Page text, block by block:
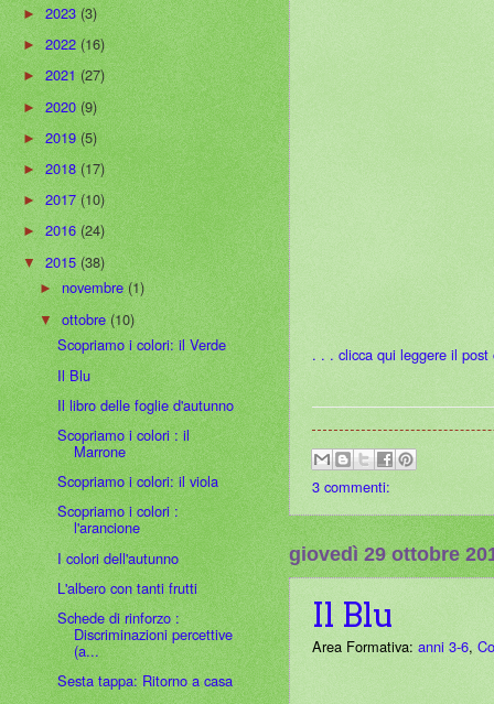
. . . clicca qui leggere il post
3 commenti:
giovedì 29 ottobre
Il Blu
Area Formativa: anni 3-6,
►2023(3)
►2022(16)
►2021(27)
►2020(9)
►2019(5)
►2018(17)
► 2017(10)
►2016(24)
▼2015(38)
►novembre(1)
▼ottobre(10)
Scopriamo i colori: il Verde
Il Blu
Il libro delle foglie d'autunno
Scopriamo i colori : il
Marrone
Scopriamo i colori: il viola
Scopriamo i colori :
l'arancione
I colori dell'autunno
L'albero con tanti frutti
Schede di rinforzo :
Discriminazioni percettive
(a...
Sesta tappa: Ritorno a casa